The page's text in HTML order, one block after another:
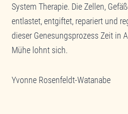
System Therapie. Die Zellen,
entlastet, entgiftet, repariert und
dieser Genesungsprozess Zeit in
Mühe lohnt sich.
Yvonne Rosenfeldt-Watanabe